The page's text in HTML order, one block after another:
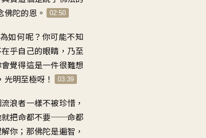
佛陀的恩 。 02:50
如何呢？ 你可能不知
乎自己的眼睛 ， 乃至
覺得這是一件很難想
， 光明至極呀 ！ 03:39
浪者一樣不被珍惜 ，
把命都不要──命都
你 ； 那佛陀是遍智 ，